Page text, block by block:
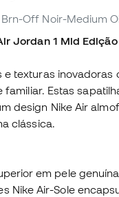
Off Noir-Medium
Jordan 1 Mid
e texturas
familiar. Estas
design Nike Air
clássica.
em pele
Nike Air-Sole